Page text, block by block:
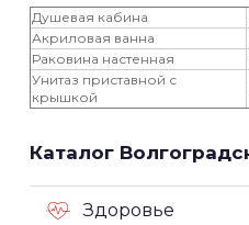
Душевая кабина
Акриловая ванна
Раковина настенная
Унитаз приставной с
крышкой
Каталог
Здоровье